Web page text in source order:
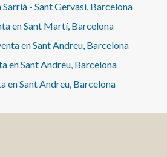
Sarrià - Sant Gervasi, Barcelona
en Sant Martí, Barcelona
en Sant Andreu, Barcelona
en Sant Andreu, Barcelona
en Sant Andreu, Barcelona